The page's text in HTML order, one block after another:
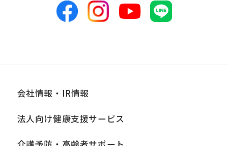
めます。当社において安全管理のために
講じている措置の内容については、本プ
■個人情報の開示
当社は、お客様からお預かりした個人情
報は、正当な理由がある場合を除き、ご
会社情報・IR情報
法人向け健康支援サービス